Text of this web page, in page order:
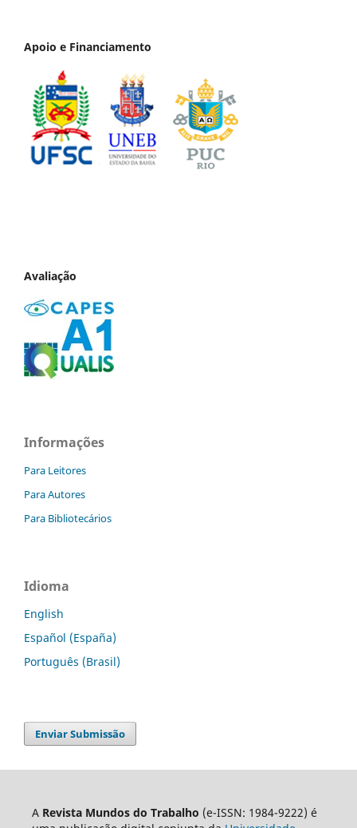
Apoio e Financiamento
Avaliação
Informações
Para Leitores
Para Autores
Para Bibliotecários
Idioma
English
Español (España)
Português (Brasil)
Enviar Submissão
A Revista Mundos do Trabalho (e-ISSN: 1984-9222) é